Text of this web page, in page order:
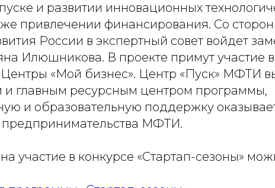
и развитии инновационных
привлечении финансирования. Со
России в экспертный совет войдет
Илюшникова. В проекте примут участие
«Мой бизнес». Центр «Пуск» МФТИ
и главным ресурсным центром программы,
и образовательную поддержку
предпринимательства МФТИ.
участие в конкурсе «Стартап-сезоны»